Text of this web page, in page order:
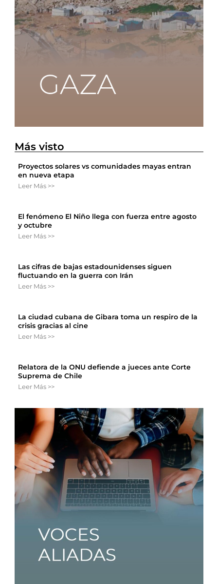
Más visto
Proyectos solares vs comunidades mayas entran
en nueva etapa
Leer Más >>
El fenómeno El Niño llega con fuerza entre agosto
y octubre
Leer Más >>
Las cifras de bajas estadounidenses siguen
fluctuando en la guerra con Irán
Leer Más >>
La ciudad cubana de Gibara toma un respiro de la
crisis gracias al cine
Leer Más >>
Relatora de la ONU defiende a jueces ante Corte
Suprema de Chile
Leer Más >>